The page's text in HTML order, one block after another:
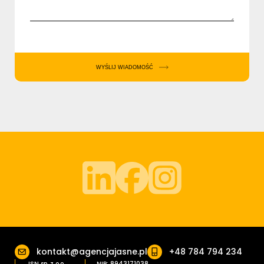
WYŚLIJ WIADOMOŚĆ
kontakt@agencjajasne.pl +48 784 794 234